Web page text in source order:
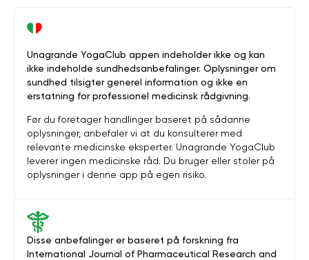
Disse anbefalinger er baseret på forskning fra
International Journal of Pharmaceutical Research and
Unagrande YogaClub appen indeholder ikke og kan
ikke indeholde sundhedsanbefalinger. Oplysninger om
sundhed tilsigter generel information og ikke en
erstatning for professionel medicinsk rådgivning.
Før du foretager handlinger baseret på sådanne
oplysninger, anbefaler vi at du konsulterer med
relevante medicinske eksperter. Unagrande YogaClub
leverer ingen medicinske råd. Du bruger eller stoler på
oplysninger i denne app på egen risiko.